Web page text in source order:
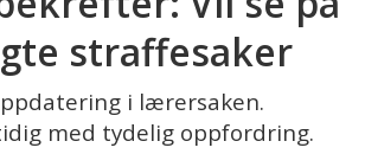
straffesaker
i lærersaken.
med tydelig oppfordring.